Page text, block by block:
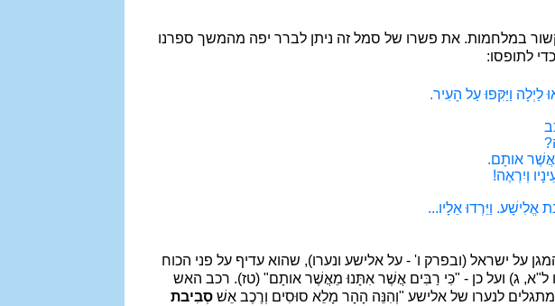
במלחמות. את פשרו של סמל זה ניתן לברר יפה מהמשך ספרנו
לתופסו:
לַיְלָה וַיַּקִּפוּ עַל הָעִיר.
אותָם.
וְיִרְאֶה!
אֱלִישָׁע. וַיֵּרְדוּ אֵלָיו...
על ישראל (ובפרק ו' - על אלישע ונערו), שהוא עדיף על פני הכוח
ג) ועל כן - "כִּי רַבִּים אֲשֶׁר אִתָּנוּ מֵאֲשֶׁר אותָם" (טז). רכב האש
מתגלים לנערו של אלישע "וְהִנֵּה הָהָר מָלֵא סוּסִים וְרֶכֶב אֵשׁ סְבִיבת